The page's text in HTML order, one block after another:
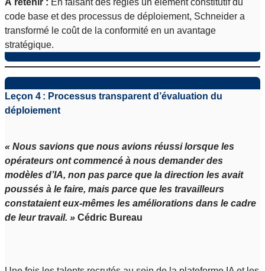
code base et des processus de déploiement, Schneider a
transformé le coût de la conformité en un avantage
stratégique.
Leçon 4 : Processus transparent d’évaluation du
déploiement
« Nous savions que nous avions réussi lorsque les
opérateurs ont commencé à nous demander des
modèles d’IA, non pas parce que la direction les avait
poussés à le faire, mais parce que les travailleurs
constataient eux-mêmes les améliorations dans le cadre
de leur travail. » Cédric Bureau